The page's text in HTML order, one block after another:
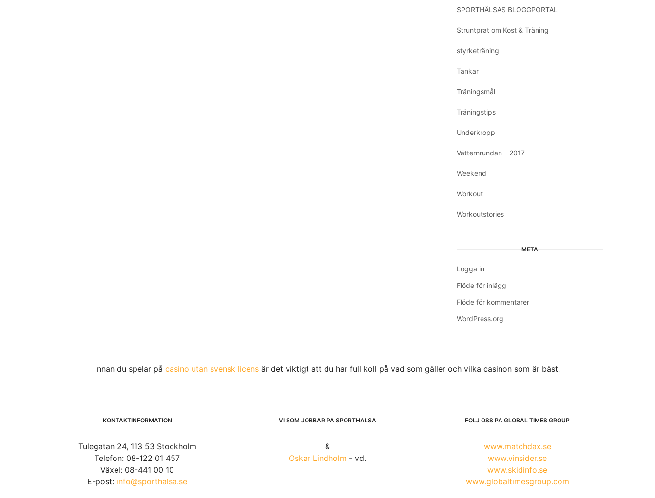
SPORTHÄLSAS BLOGGPORTAL
Struntprat om Kost & Träning
styrketräning
Tankar
Träningsmål
Träningstips
Underkropp
Vätternrundan – 2017
Weekend
Workout
Workoutstories
META
Logga in
Flöde för inlägg
Flöde för kommentarer
WordPress.org
Innan du spelar på casino utan svensk licens är det viktigt att du har full koll på vad som gäller och vilka casinon som är bäst.
KONTAKTINFORMATION
Tulegatan 24, 113 53 Stockholm
Telefon: 08-122 01 457
Växel: 08-441 00 10
E-post: info@sporthalsa.se
VI SOM JOBBAR PÅ SPORTHÄLSA
&
Oskar Lindholm - vd.
FÖLJ OSS PÅ GLOBAL TIMES GROUP
www.matchdax.se
www.vinsider.se
www.skidinfo.se
www.globaltimesgroup.com